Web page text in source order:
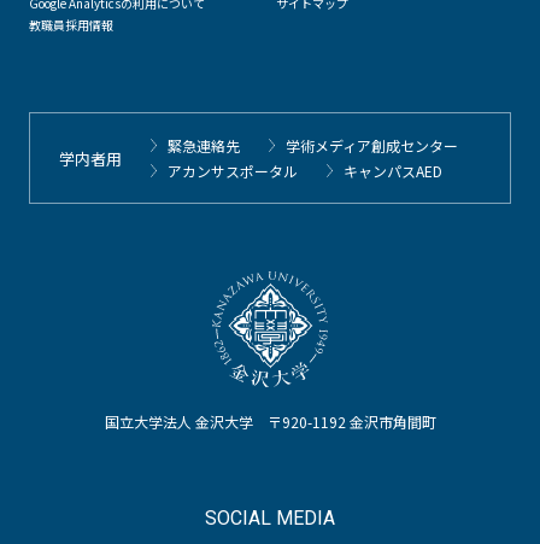
国立大学法人 金沢大学 〒920-1192 金沢市角間町
SOCIAL MEDIA
教職員採用情報
学内者用
緊急連絡先
学術メディア創成センター
アカンサスポータル
キャンパスAED